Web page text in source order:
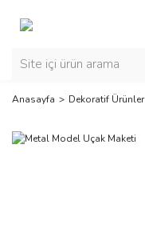
Anasayfa Dekoratif Ürünler